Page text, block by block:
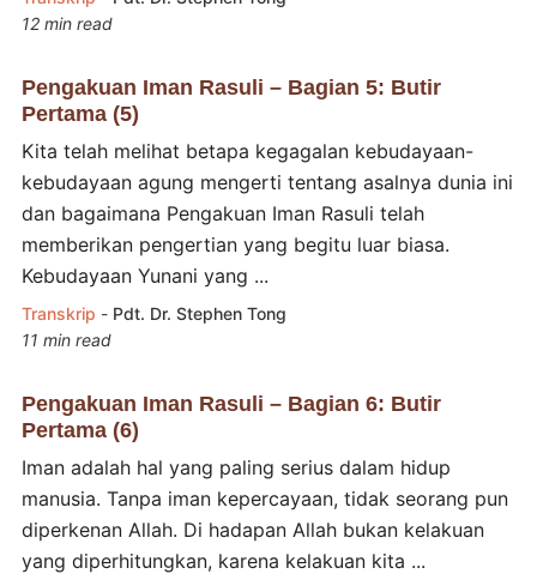
12 min read
Pengakuan Iman Rasuli – Bagian 5: Butir
Pertama (5)
Kita telah melihat betapa kegagalan kebudayaan-
kebudayaan agung mengerti tentang asalnya dunia ini
dan bagaimana Pengakuan Iman Rasuli telah
memberikan pengertian yang begitu luar biasa.
Kebudayaan Yunani yang ...
Transkrip - Pdt. Dr. Stephen Tong
11 min read
Pengakuan Iman Rasuli – Bagian 6: Butir
Pertama (6)
Iman adalah hal yang paling serius dalam hidup
manusia. Tanpa iman kepercayaan, tidak seorang pun
diperkenan Allah. Di hadapan Allah bukan kelakuan
yang diperhitungkan, karena kelakuan kita ...